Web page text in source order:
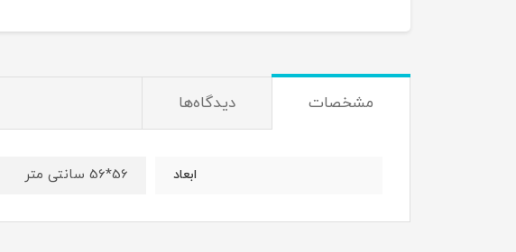
مشخصات دیدگاه‌ها
ابعاد 56*56 سانتی متر